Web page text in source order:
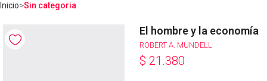
Inicio Sin categoria
El hombre y la economía
ROBERT A. MUNDELL
$ 21.380